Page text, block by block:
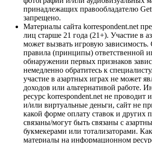
принадлежащих правообладателю
запрещено.
Материалы сайта korrespondent.net
лиц старше 21 года (21+). Участие в
может вызвать игровую
правила (принципы) ответственной
обнаружении первых признаков
немедленно обратитесь к
участие в азартных играх не может
доходов или альтернативой работе.
ресурс korrespondent.net не проводит
и/или виртуальные деньги, сайт не
какой форме оплату ставок и других
связаны/могут быть связаны с
букмекерами или тотализаторами.
материалы на информационном